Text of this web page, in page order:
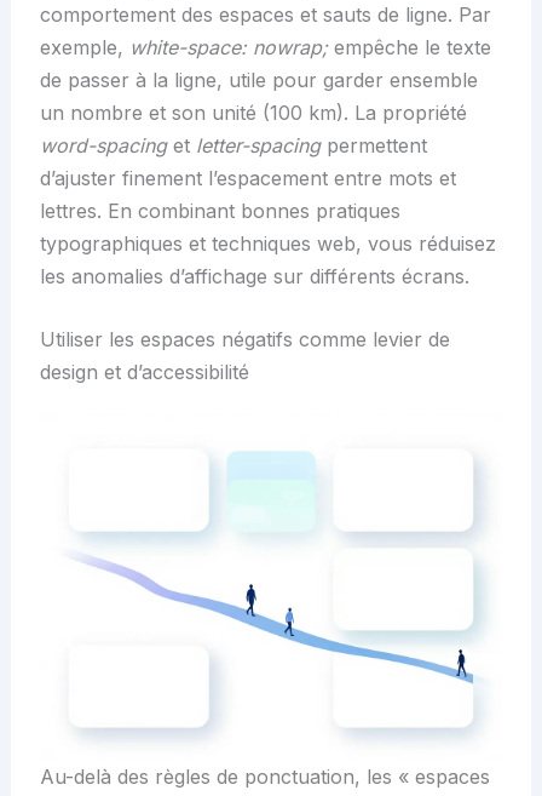
comportement des espaces et sauts de ligne. Par
exemple, white-space: nowrap;empêche le texte
de passer à la ligne, utile pour garder ensemble
un nombre et son unité (100 km). La propriété
word-spacinget letter-spacingpermettent
d’ajuster finement l’espacement entre mots et
lettres. En combinant bonnes pratiques
typographiques et techniques web, vous réduisez
les anomalies d’affichage sur différents écrans.
Utiliser les espaces négatifs comme levier de
design et d’accessibilité
Au-delà des règles de ponctuation, les « espaces